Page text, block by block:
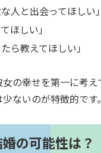
人と出会ってほしい」
ほしい」
ら教えてほしい」
の幸せを第一に考
ないのが特徴的です。
の可能性は？